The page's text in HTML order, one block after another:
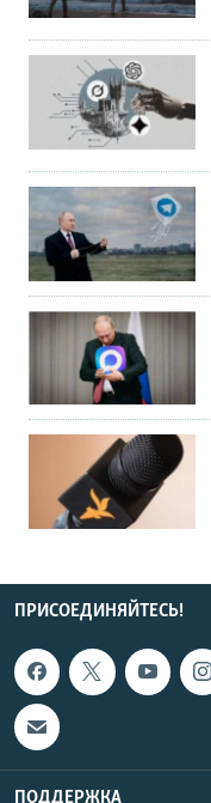
ПРИСОЕДИНЯЙТЕСЬ!
ПОДДЕРЖКА